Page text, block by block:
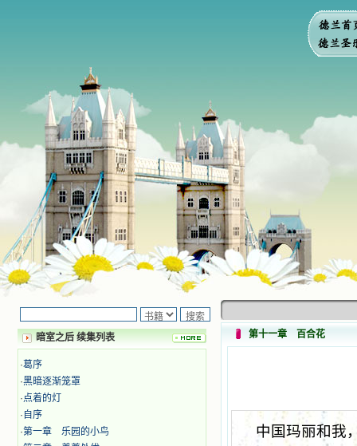
暗室之后 续集列表
·葛序
·黑暗逐渐笼罩
·点着的灯
· 自序
·第一章 乐园的小鸟
第十一章 百合花
中国玛丽和我